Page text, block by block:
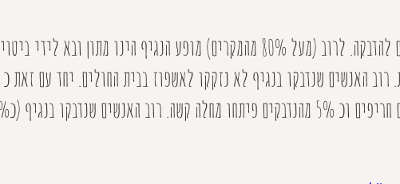
אנשים בכל הגילאים מועדים להדבקה. לרוב (מעל 80% מהמקרים) מופע הנגיף הינו מתון ובא לידי ביטוי